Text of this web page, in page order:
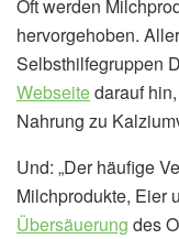
Oft werden
hervorgehoben.
Selbsthilfegruppen
Webseitedarauf
Nahrung zu
Und: „Der häufige
Milchprodukte, Eier
Übersäuerung des